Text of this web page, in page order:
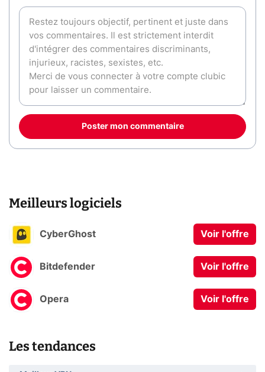
Poster mon commentaire
Meilleurs logiciels
CyberGhost Voir l'offre
Bitdefender Voir l'offre
Opera Voir l'offre
Les tendances